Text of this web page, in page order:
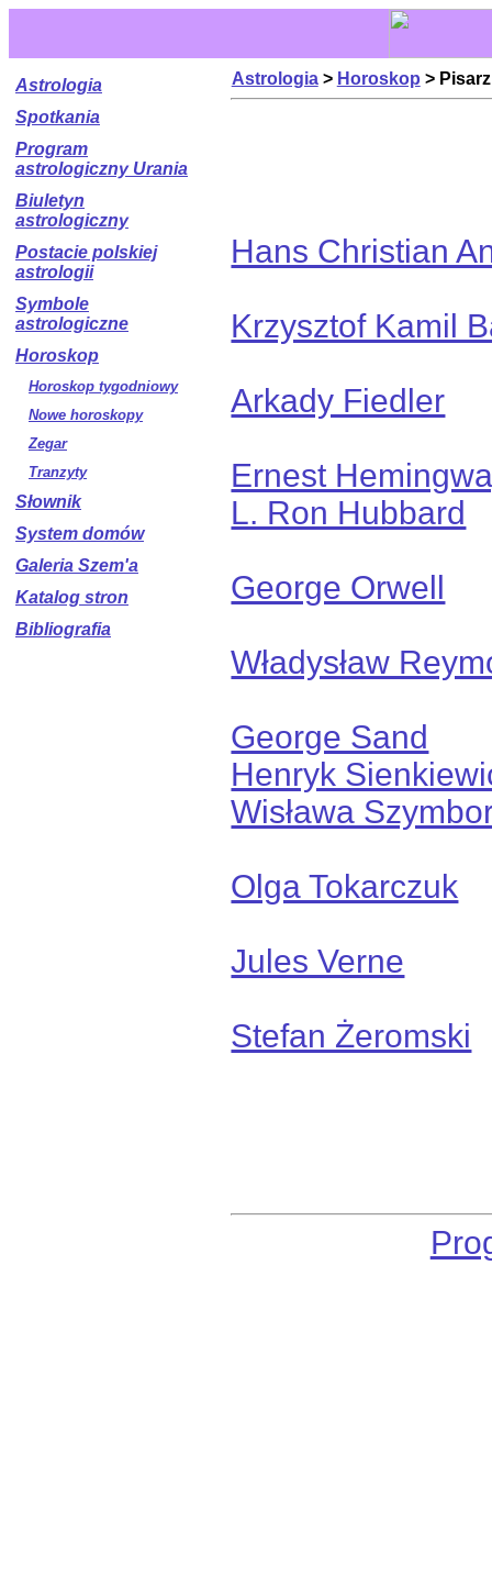
Astrologia
Spotkania
Program
astrologiczny Urania
Biuletyn
astrologiczny
Postacie polskiej
astrologii
Symbole
astrologiczne
Horoskop
Horoskop tygodniowy
Nowe horoskopy
Zegar
Tranzyty
Słownik
System domów
Galeria Szem'a
Katalog stron
Bibliografia
Astrologia> Horoskop > Pisarz
Hans Christian
Krzysztof Kamil
Arkady Fiedler
Ernest
L. Ron Hubbard
George Orwell
Władysław
George Sand
Henryk
Wisława
Olga Tokarczuk
Jules Verne
Stefan Żeromski